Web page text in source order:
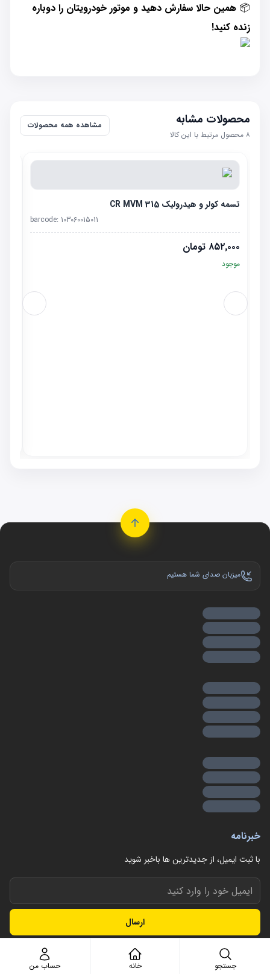
📦 همین حالا سفارش دهید و موتور خودرویتان را دوباره
زنده کنید!
محصولات مشابه
۸ محصول مرتبط با این کالا
مشاهده همه محصولات
تسمه کولر و هیدرولیک CR MVM 315
barcode: 103060015011
۸۵۲٬۰۰۰ تومان
موجود
میزبان صدای شما هستیم
خبرنامه
با ثبت ایمیل، از جدید‌ترین ها با‌خبر شوید
ارسال
جستجو خانه حساب من